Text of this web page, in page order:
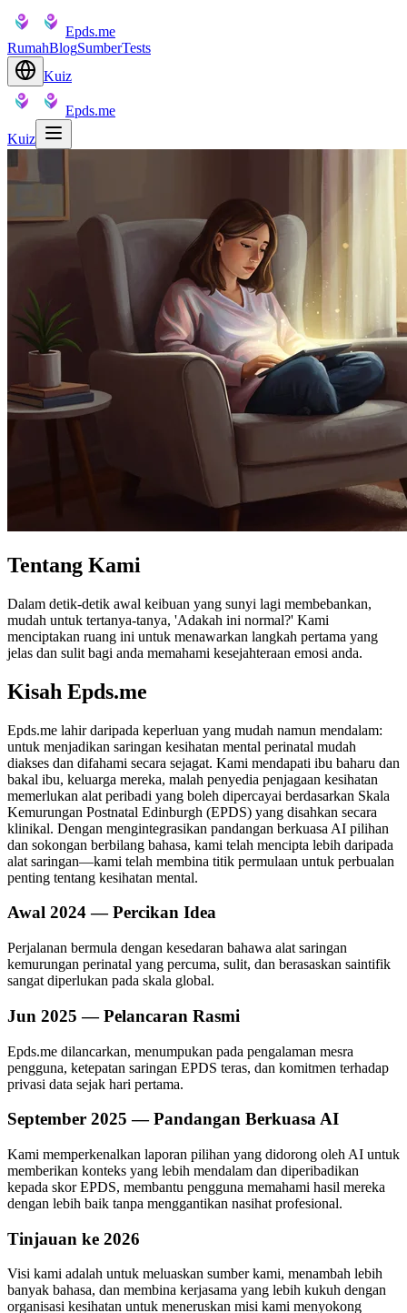
Epds.me
RumahBlogSumberTests
Kuiz
Epds.me
Kuiz
Tentang Kami
Dalam detik-detik awal keibuan yang sunyi lagi membebankan,
mudah untuk tertanya-tanya, 'Adakah ini normal?' Kami
menciptakan ruang ini untuk menawarkan langkah pertama yang
jelas dan sulit bagi anda memahami kesejahteraan emosi anda.
Kisah Epds.me
Epds.me lahir daripada keperluan yang mudah namun mendalam:
untuk menjadikan saringan kesihatan mental perinatal mudah
diakses dan difahami secara sejagat. Kami mendapati ibu baharu dan
bakal ibu, keluarga mereka, malah penyedia penjagaan kesihatan
memerlukan alat peribadi yang boleh dipercayai berdasarkan Skala
Kemurungan Postnatal Edinburgh (EPDS) yang disahkan secara
klinikal. Dengan mengintegrasikan pandangan berkuasa AI pilihan
dan sokongan berbilang bahasa, kami telah mencipta lebih daripada
alat saringan—kami telah membina titik permulaan untuk perbualan
penting tentang kesihatan mental.
Awal 2024 — Percikan Idea
Perjalanan bermula dengan kesedaran bahawa alat saringan
kemurungan perinatal yang percuma, sulit, dan berasaskan saintifik
sangat diperlukan pada skala global.
Jun 2025 — Pelancaran Rasmi
Epds.me dilancarkan, menumpukan pada pengalaman mesra
pengguna, ketepatan saringan EPDS teras, dan komitmen terhadap
privasi data sejak hari pertama.
September 2025 — Pandangan Berkuasa AI
Kami memperkenalkan laporan pilihan yang didorong oleh AI untuk
memberikan konteks yang lebih mendalam dan diperibadikan
kepada skor EPDS, membantu pengguna memahami hasil mereka
dengan lebih baik tanpa menggantikan nasihat profesional.
Tinjauan ke 2026
Visi kami adalah untuk meluaskan sumber kami, menambah lebih
banyak bahasa, dan membina kerjasama yang lebih kukuh dengan
organisasi kesihatan untuk meneruskan misi kami menyokong